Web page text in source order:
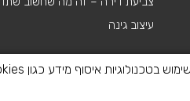
עיצוב גינה